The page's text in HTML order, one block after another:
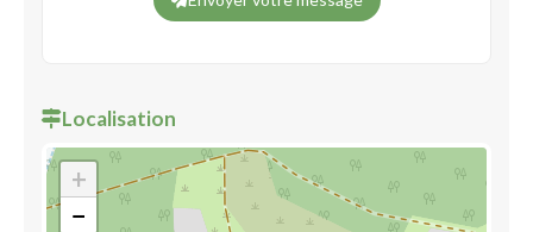
Localisation
+
−